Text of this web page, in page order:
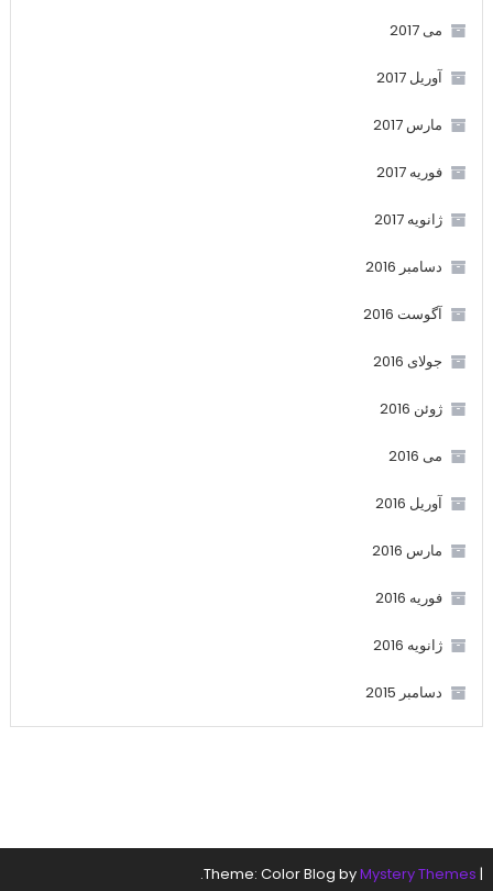
می 2017
آوریل 2017
مارس 2017
فوریه 2017
ژانویه 2017
دسامبر 2016
آگوست 2016
جولای 2016
ژوئن 2016
می 2016
آوریل 2016
مارس 2016
فوریه 2016
ژانویه 2016
دسامبر 2015
|
Theme: Color Blog byMystery Themes
.